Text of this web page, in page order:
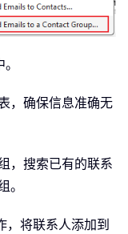
，确保信息准确无
，搜索已有的联系
。
，将联系人添加到